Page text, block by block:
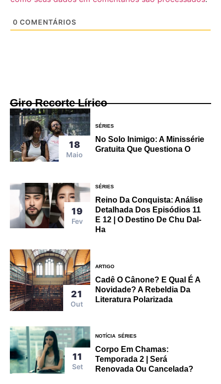
0 COMENTÁRIOS
Giro Recorte Lírico
18
Maio
SÉRIES
No Solo Inimigo: A Minissérie
Gratuita Que Questiona O
19
Fev
SÉRIES
Reino Da Conquista: Análise
Detalhada Dos Episódios 11
E 12 | O Destino De Chu Dal-
Ha
21
Out
ARTIGO
Cadê O Cânone? E Qual É A
Novidade? A Rebeldia Da
Literatura Polarizada
11
Set
NOTÍCIA SÉRIES
Corpo Em Chamas:
Temporada 2 | Será
Renovada Ou Cancelada?